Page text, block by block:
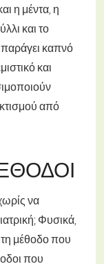
η μέντα, η
και το
παράγει καπνό
και
από
να
Φυσικά,
τη μέθοδο που
που